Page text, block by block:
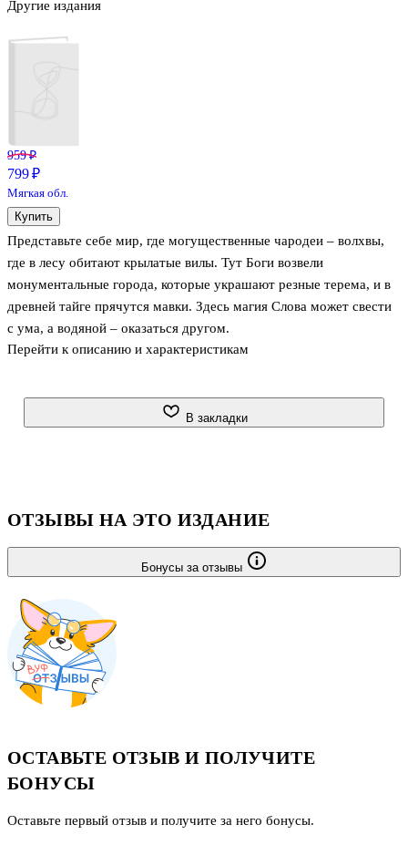
Представьте себе мир, где могущественные чародеи – волхвы,
где в лесу обитают крылатые вилы. Тут Боги возвели
монументальные города, которые украшают резные терема, и в
древней тайге прячутся мавки. Здесь магия Слова может свести
с ума, а водяной – оказаться другом.
жителей Сваргореи в ужас. История о молодых годах будущего
Перейти к описанию и характеристикам
Другие издания
959 ₽
799 ₽
Мягкая обл.
Купить
В закладки
ОТЗЫВЫ НА ЭТО ИЗДАНИЕ
Бонусы за отзывы
ОСТАВЬТЕ ОТЗЫВ И ПОЛУЧИТЕ
БОНУСЫ
Оставьте первый отзыв и получите за него бонусы.